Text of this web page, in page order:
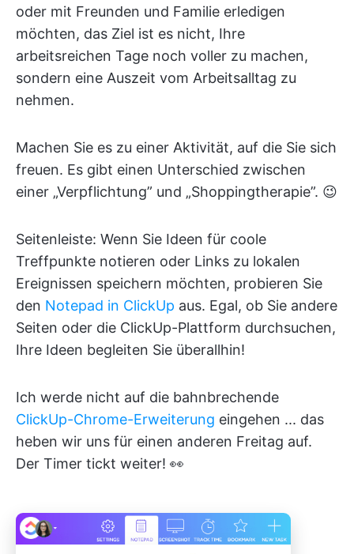
oder mit Freunden und Familie erledigen
möchten, das Ziel ist es nicht, Ihre
arbeitsreichen Tage noch voller zu machen,
sondern eine Auszeit vom Arbeitsalltag zu
nehmen.
Machen Sie es zu einer Aktivität, auf die Sie sich
freuen. Es gibt einen Unterschied zwischen
einer „Verpflichtung” und „Shoppingtherapie”. 😉
Seitenleiste: Wenn Sie Ideen für coole
Treffpunkte notieren oder Links zu lokalen
Ereignissen speichern möchten, probieren Sie
den Notepad in ClickUp aus. Egal, ob Sie andere
Seiten oder die ClickUp-Plattform durchsuchen,
Ihre Ideen begleiten Sie überallhin!
Ich werde nicht auf die bahnbrechende
ClickUp-Chrome-Erweiterung eingehen ... das
heben wir uns für einen anderen Freitag auf.
Der Timer tickt weiter! 👀